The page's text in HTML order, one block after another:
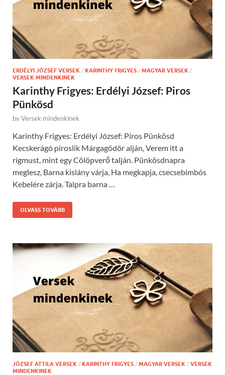
ERDÉLYI JÓZSEF VERSEK / KARINTHY FRIGYES / MAGYAR VERSEK /
VERSEK MINDENKINEK
Karinthy Frigyes: Erdélyi József: Piros
Pünkösd
byVersek mindenkinek
Karinthy Frigyes: Erdélyi József: Piros Pünkösd
Kecskerágó piroslik Márgagödör alján, Verem itt a
rigmust, mint egy Cölöpverő talján. Pünkösdnapra
meglesz, Barna kislány várja, Ha megkapja, csecsebimbós
Kebelére zárja. Talpra barna …
OLVASS TOVÁBB
JÓZSEF ATTILA VERSEK / KARINTHY FRIGYES / MAGYAR VERSEK / VERSEK
MINDENKINEK